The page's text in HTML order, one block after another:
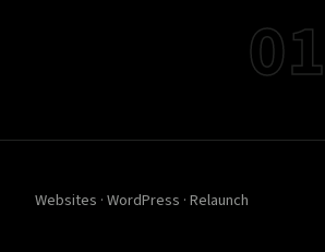
01
Websites · WordPress · Relaunch